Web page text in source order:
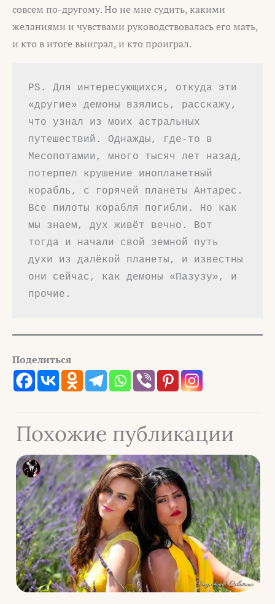
совсем по-другому. Но не мне судить, какими
желаниями и чувствами руководствовалась его мать,
и кто в итоге выиграл, и кто проиграл.
PS. Для интересующихся, откуда эти
«другие» демоны взялись, расскажу,
что узнал из моих астральных
путешествий. Однажды, где-то в
Месопотамии, много тысяч лет назад,
потерпел крушение инопланетный
корабль, с горячей планеты Антарес.
Все пилоты корабля погибли. Но как
мы знаем, дух живёт вечно. Вот
тогда и начали свой земной путь
духи из далёкой планеты, и известны
они сейчас, как демоны «Пазузу», и
прочие.
Поделиться
Похожие публикации